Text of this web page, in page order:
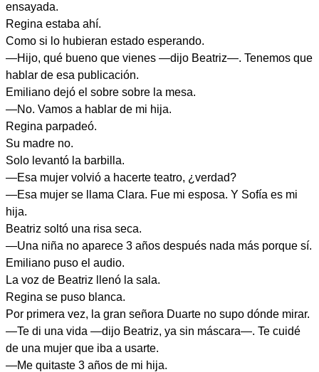
ensayada.
Regina estaba ahí.
Como si lo hubieran estado esperando.
—Hijo, qué bueno que vienes —dijo Beatriz—. Tenemos que
hablar de esa publicación.
Emiliano dejó el sobre sobre la mesa.
—No. Vamos a hablar de mi hija.
Regina parpadeó.
Su madre no.
Solo levantó la barbilla.
—Esa mujer volvió a hacerte teatro, ¿verdad?
—Esa mujer se llama Clara. Fue mi esposa. Y Sofía es mi
hija.
Beatriz soltó una risa seca.
—Una niña no aparece 3 años después nada más porque sí.
Emiliano puso el audio.
La voz de Beatriz llenó la sala.
Regina se puso blanca.
Por primera vez, la gran señora Duarte no supo dónde mirar.
—Te di una vida —dijo Beatriz, ya sin máscara—. Te cuidé
de una mujer que iba a usarte.
—Me quitaste 3 años de mi hija.